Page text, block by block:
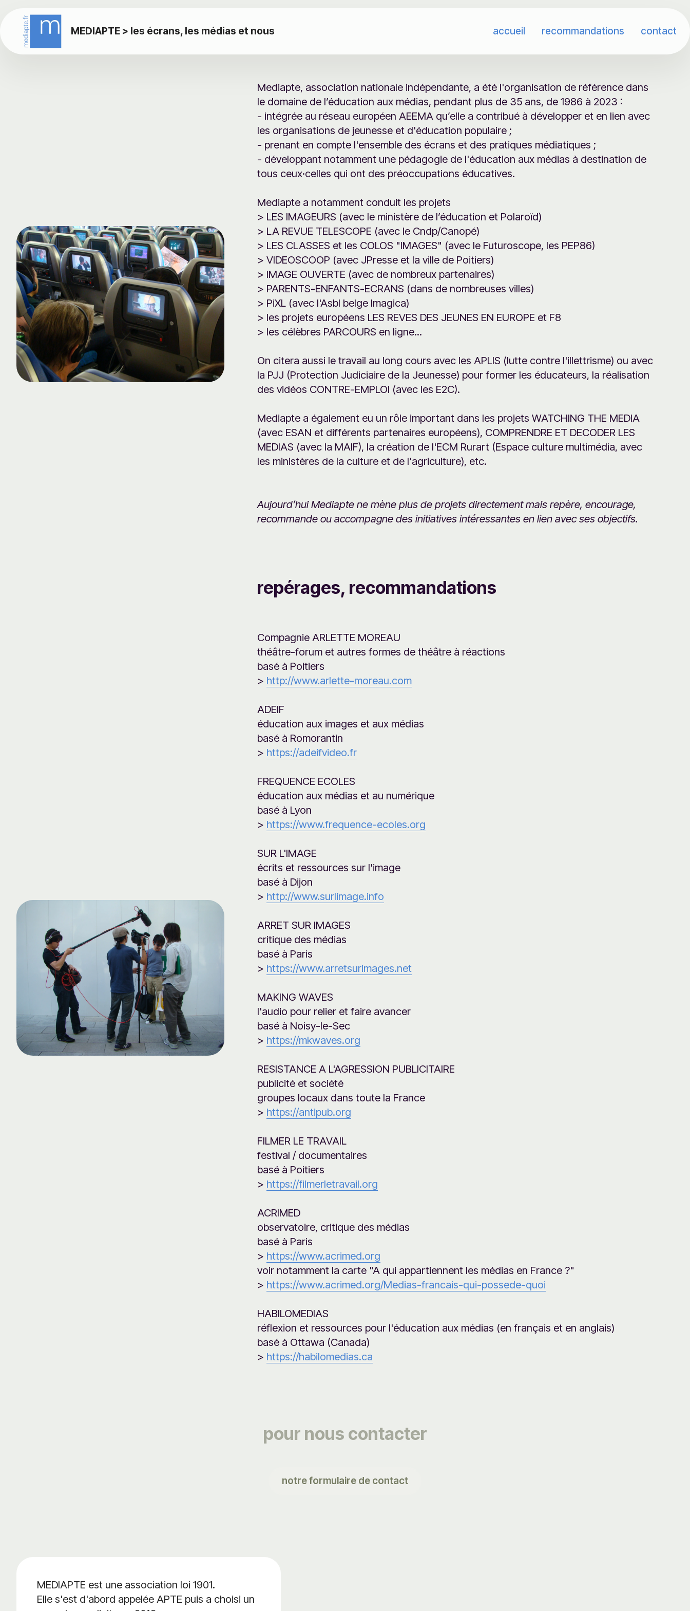
MEDIAPTE > les écrans, les médias et nous accueil recommandations contact
Mediapte, association nationale indépendante, a été l'organisation de référence dans
le domaine de l’éducation aux médias, pendant plus de 35 ans, de 1986 à 2023 :
- intégrée au réseau européen AEEMA qu’elle a contribué à développer et en lien avec
les organisations de jeunesse et d'éducation populaire ;
- prenant en compte l'ensemble des écrans et des pratiques médiatiques ;
- développant notamment une pédagogie de l'éducation aux médias à destination de
tous ceux·celles qui ont des préoccupations éducatives.
Mediapte a notamment conduit les projets
> LES IMAGEURS (avec le ministère de l’éducation et Polaroïd)
> LA REVUE TELESCOPE (avec le Cndp/Canopé)
> LES CLASSES et les COLOS "IMAGES" (avec le Futuroscope, les PEP86)
> VIDEOSCOOP (avec JPresse et la ville de Poitiers)
> IMAGE OUVERTE (avec de nombreux partenaires)
> PARENTS-ENFANTS-ECRANS (dans de nombreuses villes)
> PiXL (avec l'Asbl belge Imagica)
> les projets européens LES REVES DES JEUNES EN EUROPE et F8
> les célèbres PARCOURS en ligne...
On citera aussi le travail au long cours avec les APLIS (lutte contre l'illettrisme) ou avec
la PJJ (Protection Judiciaire de la Jeunesse) pour former les éducateurs, la réalisation
des vidéos CONTRE-EMPLOI (avec les E2C).
Mediapte a également eu un rôle important dans les projets WATCHING THE MEDIA
(avec ESAN et différents partenaires européens), COMPRENDRE ET DECODER LES
MEDIAS (avec la MAIF), la création de l'ECM Rurart (Espace culture multimédia, avec
les ministères de la culture et de l'agriculture), etc.
Aujourd’hui Mediapte ne mène plus de projets directement mais repère, encourage,
recommande ou accompagne des initiatives intéressantes en lien avec ses objectifs.
repérages, recommandations
Compagnie ARLETTE MOREAU
théâtre-forum et autres formes de théâtre à réactions
basé à Poitiers
> http://www.arlette-moreau.com
ADEIF
éducation aux images et aux médias
basé à Romorantin
> https://adeifvideo.fr
FREQUENCE ECOLES
éducation aux médias et au numérique
basé à Lyon
> https://www.frequence-ecoles.org
SUR L'IMAGE
écrits et ressources sur l'image
basé à Dijon
> http://www.surlimage.info
ARRET SUR IMAGES
critique des médias
basé à Paris
> https://www.arretsurimages.net
MAKING WAVES
l'audio pour relier et faire avancer
basé à Noisy-le-Sec
> https://mkwaves.org
RESISTANCE A L'AGRESSION PUBLICITAIRE
publicité et société
groupes locaux dans toute la France
> https://antipub.org
FILMER LE TRAVAIL
festival / documentaires
basé à Poitiers
> https://filmerletravail.org
ACRIMED
observatoire, critique des médias
basé à Paris
> https://www.acrimed.org
voir notamment la carte "A qui appartiennent les médias en France ?"
> https://www.acrimed.org/Medias-francais-qui-possede-quoi
HABILOMEDIAS
réflexion et ressources pour l'éducation aux médias (en français et en anglais)
basé à Ottawa (Canada)
> https://habilomedias.ca
pour nous contacter
notre formulaire de contact
MEDIAPTE est une association loi 1901.
Elle s'est d'abord appelée APTE puis a choisi un